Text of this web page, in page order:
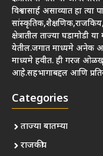
विश्वासार्ह असाव्यात हा
क्षेत्रातील ताज्या घडामोडी
येतील.जगात माध्यमे अनेक
माध्यमे हवीत. ही गरज
आहे.सहभागाबद्दल आणि
Categories
ताज्या बातम्या
राजकीय